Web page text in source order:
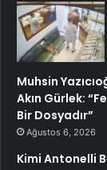
Muhsin
Akın Gürlek:
Bir Dosyadır”
Ağustos 6, 2026
Kimi Antonelli